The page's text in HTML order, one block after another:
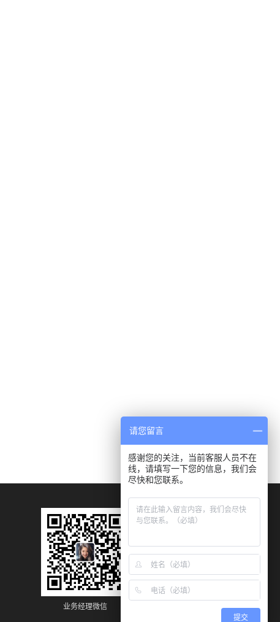
业务经理微信
请您留言
感谢您的关注，当前客服人员不在
线，请填写一下您的信息，我们会
尽快和您联系。
提交